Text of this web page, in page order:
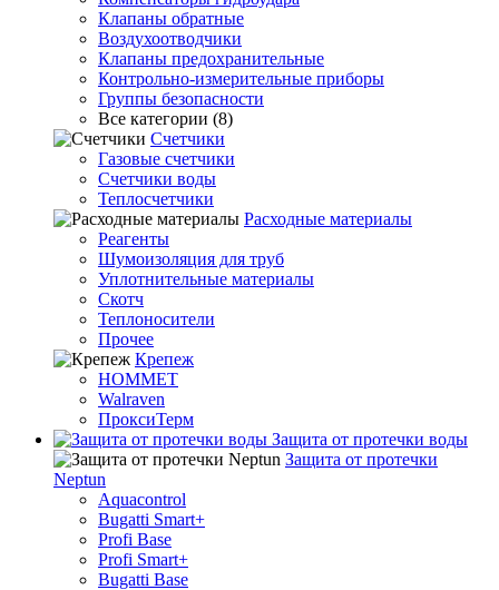
Клапаны обратные
Воздухоотводчики
Клапаны предохранительные
Контрольно-измерительные приборы
Группы безопасности
Все категории (8)
Счетчики
Газовые счетчики
Счетчики воды
Теплосчетчики
Расходные материалы
Реагенты
Шумоизоляция для труб
Уплотнительные материалы
Скотч
Теплоносители
Прочее
Крепеж
HOMMET
Walraven
ПроксиТерм
Защита от протечки воды
Защита от протечки
Neptun
Aquacontrol
Bugatti Smart+
Profi Base
Profi Smart+
Bugatti Base